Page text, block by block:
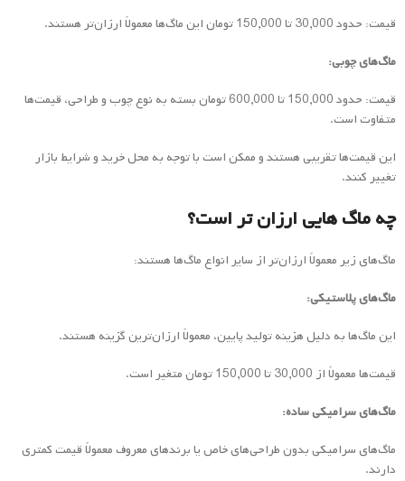
قیمت: حدود 30,000 تا 150,000 تومان این ماگ‌ها معمولاً ارزان‌تر هستند.
ماگ‌های چوبی:
قیمت: حدود 150,000 تا 600,000 تومان بسته به نوع چوب و طراحی، قیمت‌ها
متفاوت است.
این قیمت‌ها تقریبی هستند و ممکن است با توجه به محل خرید و شرایط بازار
تغییر کنند.
چه ماگ هایی ارزان تر است؟
ماگ‌های زیر معمولاً ارزان‌تر از سایر انواع ماگ‌ها هستند:
ماگ‌های پلاستیکی:
این ماگ‌ها به دلیل هزینه تولید پایین، معمولاً ارزان‌ترین گزینه هستند.
قیمت‌ها معمولاً از 30,000 تا 150,000 تومان متغیر است.
ماگ‌های سرامیکی ساده:
ماگ‌های سرامیکی بدون طراحی‌های خاص یا برندهای معروف معمولاً قیمت کمتری
دارند.